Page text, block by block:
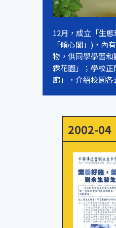
12月，成立「生
「傾心閣」)，內
物，供同學學習
霖花園」；學校
廊」，介紹校園各
2002-04